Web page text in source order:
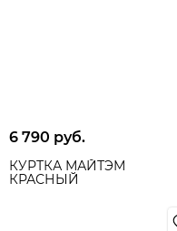
6 790 руб.
КУРТКА МАЙТЭМ
КРАСНЫЙ